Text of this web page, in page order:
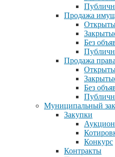
Продажа
Без
Продажа
Без
Муниципальный
Закупки
Аукцион
Конкурс
Контракты